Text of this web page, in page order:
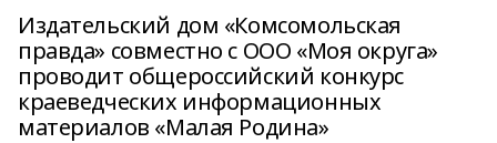
Издательский дом «Комсомольская
правда» совместно с ООО «Моя округа»
проводит общероссийский конкурс
краеведческих информационных
материалов «Малая Родина»